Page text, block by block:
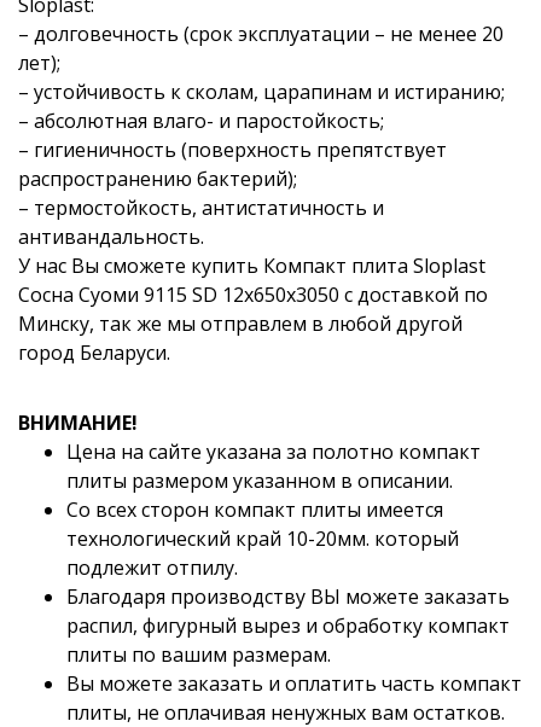
– долговечность (срок эксплуатации – не менее 20
лет);
– устойчивость к сколам, царапинам и истиранию;
– абсолютная влаго- и паростойкость;
– гигиеничность (поверхность препятствует
распространению бактерий);
– термостойкость, антистатичность и
антивандальность.
У нас Вы сможете купить Компакт плита Sloplast
Сосна Суоми 9115 SD 12x650x3050 с доставкой по
Минску, так же мы отправлем в любой другой
город Беларуси.
ВНИМАНИЕ!
Цена на сайте указана за полотно компакт
плиты размером указанном в описании.
Со всех сторон компакт плиты имеется
технологический край 10-20мм. который
подлежит отпилу.
Благодаря производству ВЫ можете заказать
распил, фигурный вырез и обработку компакт
плиты по вашим размерам.
Вы можете заказать и оплатить часть компакт
плиты, не оплачивая ненужных вам остатков.